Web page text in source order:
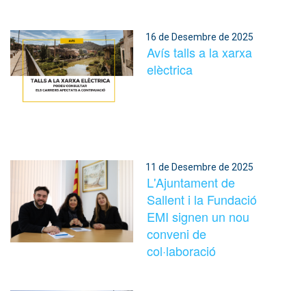
16 de Desembre de 2025
Avís talls a la xarxa
elèctrica
11 de Desembre de 2025
L'Ajuntament de
Sallent i la Fundació
EMI signen un nou
conveni de
col·laboració